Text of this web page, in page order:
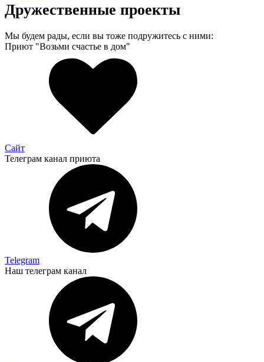
Дружественные проекты
Мы будем рады, если вы тоже подружитесь с ними:
Приют "Возьми счастье в дом"
Сайт
Телеграм канал приюта
Telegram
Наш телеграм канал